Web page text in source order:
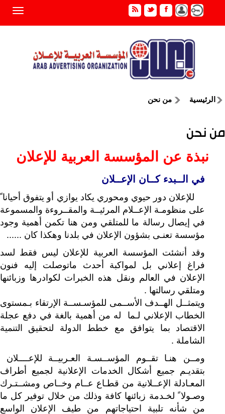
الرئيسية من نحن
من نحن
نبذة عن المؤسسة العربية للإعلان
في الــبدء كــان الإعــلان
للإعلان دور حيوي ومحوري يكاد يوازي أو يتفوق أحيانا ً
على منظومـة الإعــلام المرئيــة والمقــروءة والمسموعة
في إيصال رسالة ما للمتلقي ومن هنا تكمن أهمية وجود
مؤسسة تعنـى بشؤون الإعلان في بلدنا وهكذا كان ......
وقد أنشئت المؤسسة العربية للإعلان ليس فقط لسد
فراغ إعلاني بل لمواكبة أحدث ماتوصلت إليه فنون
الإعلان في العالم ونقل هذه الخبرات لكوادرها وزبائنها
ومتلقي رسالتها .
ويتمثــل الهــدف الأســمى للمؤسـســة الإرتقاء بـمستوى
الخطاب الإعلاني لـما له من أهمية بالغة في دفع عجلة
الاقتصاد بما يتوافق مع خطط الدولة لتحقيق التنمية
الشاملة .
ومــن هنـا تقــوم المؤســسـة العـربيــة للإعــــلان
بتقديـم جميع أشكال الخدمات الإعلانية لجميع أطراف
المعـادلة الإعــلانية من قطـاع عــام وخــاص ومشــتـرك
وصـولا ً لخـدمة زبائنها كافة وذلك من خلال توفير كل ما
من شأنه تلبية احتياجاتهم من طيف الإعلان الواسع